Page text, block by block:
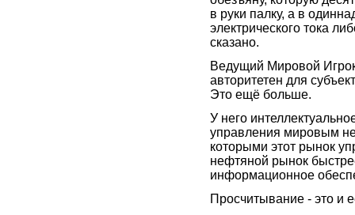
в руки палку, а в
электрического тока
сказано.
Ведущий Мировой
авторитетен для
Это ещё больше.
У него
управления мировым
которыми этот рынок
нефтяной рынок
информационное
Просчитывание - это и